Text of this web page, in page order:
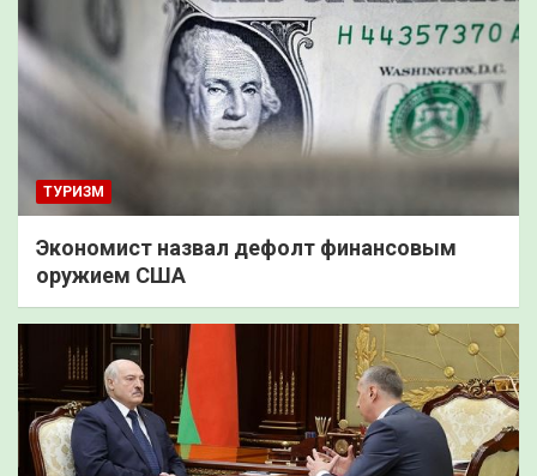
ТУРИЗМ
Экономист назвал дефолт финансовым
оружием США